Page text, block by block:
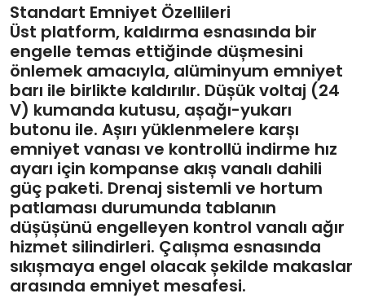
Standart Emniyet Özellileri
Üst platform, kaldırma esnasında bir
engelle temas ettiğinde düșmesini
önlemek amacıyla, alüminyum emniyet
barı ile birlikte kaldırılır. Düșük voltaj (24
V) kumanda kutusu, așağı-yukarı
butonu ile. Așırı yüklenmelere karșı
emniyet vanası ve kontrollü indirme hız
ayarı için kompanse akıș vanalı dahili
güç paketi. Drenaj sistemli ve hortum
patlaması durumunda tablanın
düșüșünü engelleyen kontrol vanalı ağır
hizmet silindirleri. Çalıșma esnasında
sıkıșmaya engel olacak șekilde makaslar
arasında emniyet mesafesi.